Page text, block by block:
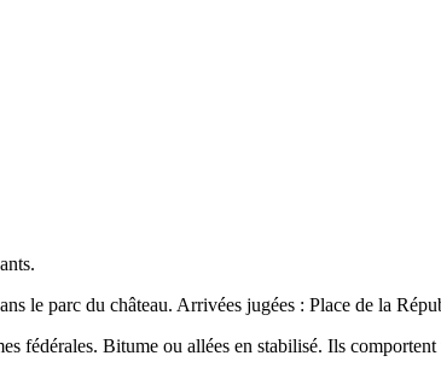
le parc du château. Arrivées jugées : Place de la
fédérales. Bitume ou allées en stabilisé. Ils